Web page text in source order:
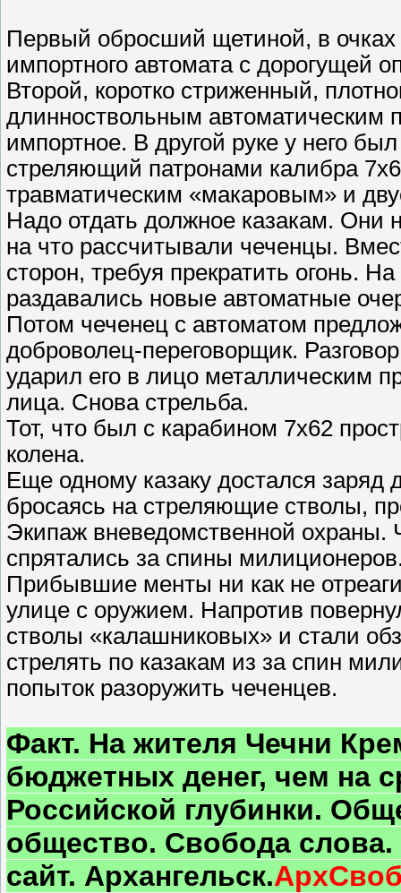
Первый обросший щетиной, в очках
импортного автомата с дорогущей
Второй, коротко стриженный,
длинноствольным автоматическим
импортное. В другой руке у него
стреляющий патронами калибра
травматическим «макаровым» и
Надо отдать должное казакам. Они
на что рассчитывали чеченцы.
сторон, требуя прекратить огонь.
раздавались новые автоматные
Потом чеченец с автоматом
доброволец-переговорщик.
ударил его в лицо металлическим
лица. Снова стрельба.
Тот, что был с карабином 7х62
колена.
Еще одному казаку достался заряд
бросаясь на стреляющие стволы,
Экипаж вневедомственной охраны.
спрятались за спины
Прибывшие менты ни как не
улице с оружием. Напротив
стволы «калашниковых» и стали
стрелять по казакам из за спин
попыток разоружить чеченцев.
Факт. На жителя Чечни
бюджетных денег, чем на
Российской глубинки.
общество. Свобода
сайт. Архангельск.